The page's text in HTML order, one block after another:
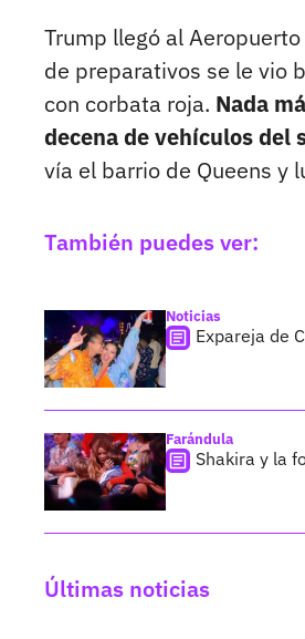
Trump llegó al
de preparativos se le vio
con corbata roja. Nada
decena de vehículos del
vía el barrio de Queens y
También puedes ver:
Noticias
Expareja de
Farándula
Shakira y la
Últimas noticias